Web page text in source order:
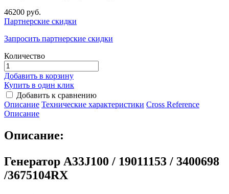
46200 руб.
Партнерские скидки
Запросить партнерские скидки
Количество
Добавить в корзину
Купить в один клик
Добавить к сравнению
Описание Технические характеристики Сross Reference
Описание
Описание:
Генератор A33J100 / 19011153 / 3400698
/3675104RX